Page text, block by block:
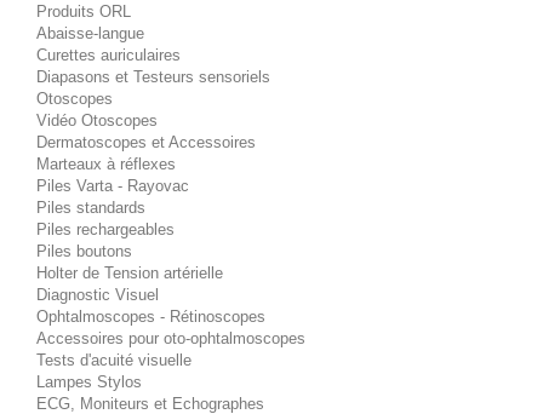
Produits ORL
Abaisse-langue
Curettes auriculaires
Diapasons et Testeurs sensoriels
Otoscopes
Vidéo Otoscopes
Dermatoscopes et Accessoires
Marteaux à réflexes
Piles Varta - Rayovac
Piles standards
Piles rechargeables
Piles boutons
Holter de Tension artérielle
Diagnostic Visuel
Ophtalmoscopes - Rétinoscopes
Accessoires pour oto-ophtalmoscopes
Tests d'acuité visuelle
Lampes Stylos
ECG, Moniteurs et Echographes